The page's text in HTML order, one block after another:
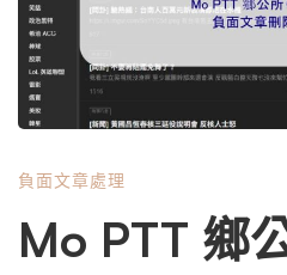
鄉
公
所
負面文章處理
Mo PTT 鄉